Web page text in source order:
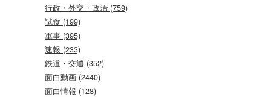
行政・外交・政治 (759)
試食 (199)
軍事 (395)
速報 (233)
鉄道・交通 (352)
面白動画 (2440)
面白情報 (128)